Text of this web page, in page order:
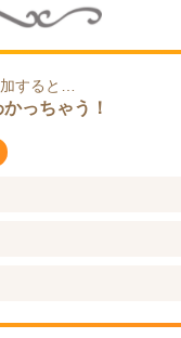
すると…
っちゃう！